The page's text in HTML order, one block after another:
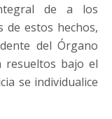
de a los
de estos hechos,
del Órgano
resueltos bajo el
se individualice